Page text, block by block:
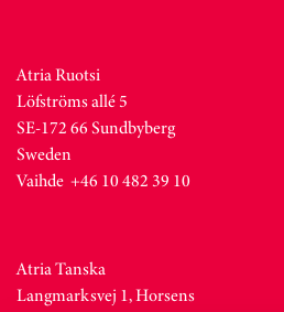
Atria Ruotsi
Löfströms allé 5
SE-172 66 Sundbyberg
Sweden
Vaihde +46 10 482 39 10
Atria Tanska
Langmarksvej 1, Horsens